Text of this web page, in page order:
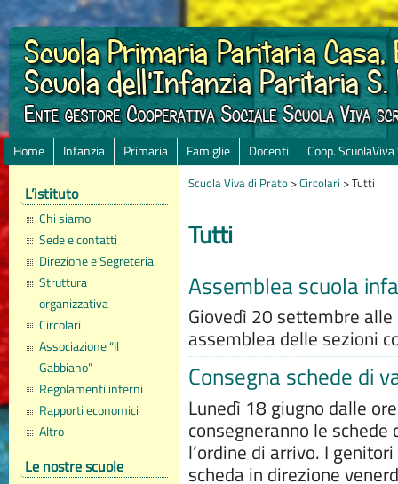
Home Infanzia Primaria Famiglie Docenti Coop. ScuolaViva
L’istituto
Chi siamo
Sede e contatti
Direzione e Segreteria
Struttura
organizzativa
Circolari
Associazione “Il
Gabbiano”
Regolamenti interni
Rapporti economici
Altro
Le nostre scuole
Scuola Viva di Prato>Circolari >Tutti
Tutti
Assemblea scuola
Giovedì 20 settembre
assemblea delle sezioni
Consegna schede di
Lunedì 18 giugno dalle
consegneranno le
l’ordine di arrivo. I
scheda in direzione